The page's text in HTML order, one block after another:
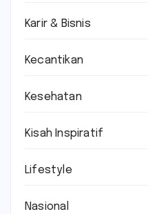
Karir & Bisnis
Kecantikan
Kesehatan
Kisah Inspiratif
Lifestyle
Nasional